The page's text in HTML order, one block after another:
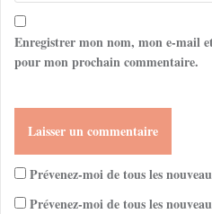
Enregistrer mon nom, mon e-mail
pour mon prochain commentaire.
Prévenez-moi de tous les
Prévenez-moi de tous les